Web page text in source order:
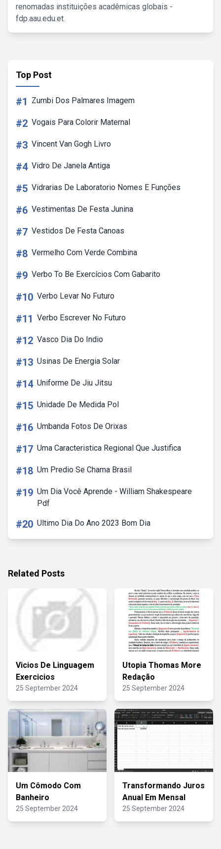
renomadas instituições acadêmicas globais -
fdp.aau.edu.et.
Top Post
#1 Zumbi Dos Palmares Imagem
#2 Vogais Para Colorir Maternal
#3 Vincent Van Gogh Livro
#4 Vidro De Janela Antiga
#5 Vidrarias De Laboratorio Nomes E Funções
#6 Vestimentas De Festa Junina
#7 Vestidos De Festa Canoas
#8 Vermelho Com Verde Combina
#9 Verbo To Be Exercícios Com Gabarito
#10 Verbo Levar No Futuro
#11 Verbo Escrever No Futuro
#12 Vasco Dia Do Indio
#13 Usinas De Energia Solar
#14 Uniforme De Jiu Jitsu
#15 Unidade De Medida Pol
#16 Umbanda Fotos De Orixas
#17 Uma Caracteristica Regional Que Justifica
#18 Um Predio Se Chama Brasil
#19 Um Dia Você Aprende - William Shakespeare
Pdf
#20 Ultimo Dia Do Ano 2023 Bom Dia
Related Posts
Vicios De Linguagem
Exercicios
25 September 2024
Utopia Thomas More
Redação
25 September 2024
Um Cômodo Com
Banheiro
25 September 2024
Transformando Juros
Anual Em Mensal
25 September 2024